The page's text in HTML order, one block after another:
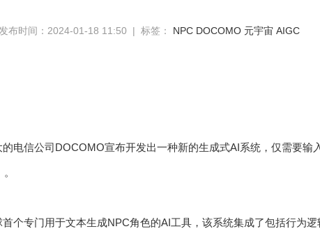
发布时间：2024-01-18 11:50 | 标签： NPC DOCOMO 元宇宙 AIGC
电信公司DOCOMO宣布开发出一种新的生成式AI系统，仅需要输
个专门用于文本生成NPC角色的AI工具，该系统集成了包括行为